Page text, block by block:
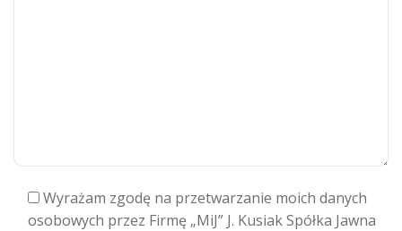
Wyrażam zgodę na przetwarzanie moich danych
osobowych przez Firmę „MiJ” J. Kusiak Spółka Jawna